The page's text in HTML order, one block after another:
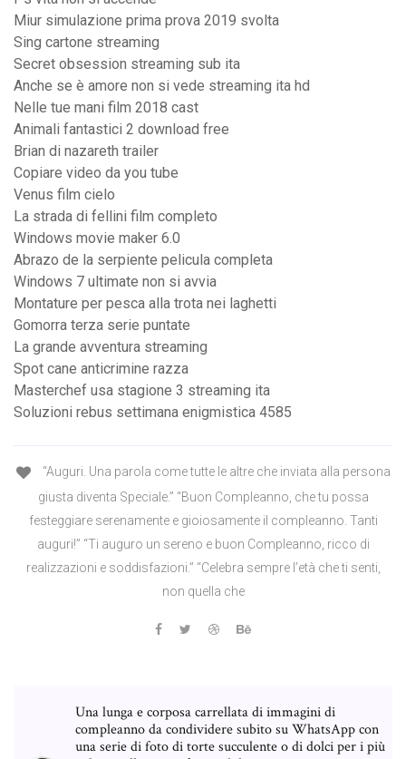
Miur simulazione prima prova 2019 svolta
Sing cartone streaming
Secret obsession streaming sub ita
Anche se è amore non si vede streaming ita hd
Nelle tue mani film 2018 cast
Animali fantastici 2 download free
Brian di nazareth trailer
Copiare video da you tube
Venus film cielo
La strada di fellini film completo
Windows movie maker 6.0
Abrazo de la serpiente pelicula completa
Windows 7 ultimate non si avvia
Montature per pesca alla trota nei laghetti
Gomorra terza serie puntate
La grande avventura streaming
Spot cane anticrimine razza
Masterchef usa stagione 3 streaming ita
Soluzioni rebus settimana enigmistica 4585
“Auguri. Una parola come tutte le altre che inviata alla persona
giusta diventa Speciale.” “Buon Compleanno, che tu possa
festeggiare serenamente e gioiosamente il compleanno. Tanti
auguri!” “Ti auguro un sereno e buon Compleanno, ricco di
realizzazioni e soddisfazioni.” “Celebra sempre l’età che ti senti,
non quella che
Una lunga e corposa carrellata di immagini di
compleanno da condividere subito su WhatsApp con
una serie di foto di torte succulente o di dolci per i più